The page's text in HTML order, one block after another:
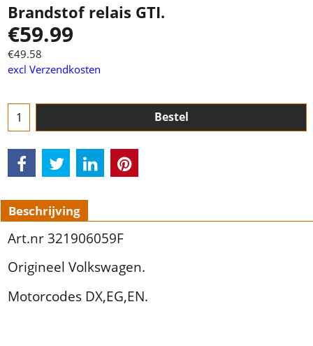
Brandstof relais GTI.
€59.99
€49.58
excl Verzendkosten
Bestel
Beschrijving
Art.nr 321906059F
Origineel Volkswagen.
Motorcodes DX,EG,EN.